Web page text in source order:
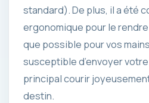
standard). De plus, il a été
ergonomique pour le
que possible pour vos
susceptible d’envoyer
principal courir
destin.